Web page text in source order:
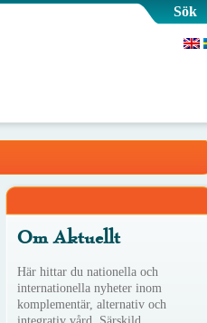
Sök
Om Aktuellt
Här hittar du nationella och
internationella nyheter inom
komplementär, alternativ och